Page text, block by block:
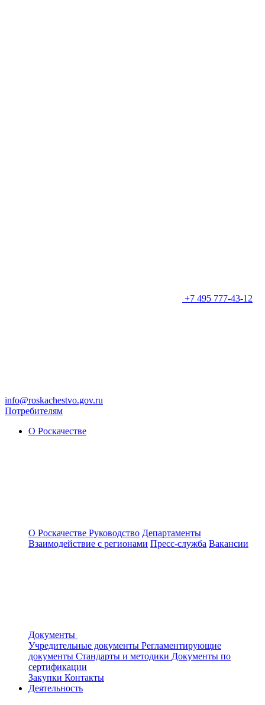
+7 495 777-43-12
info@roskachestvo.gov.ru
Потребителям
О Роскачестве
О Роскачестве Руководство Департаменты
Взаимодействие с регионами Пресс-служба Вакансии
Документы
Учредительные документы Регламентирующие
документы Стандарты и методики Документы по
сертификации
Закупки Контакты
Деятельность